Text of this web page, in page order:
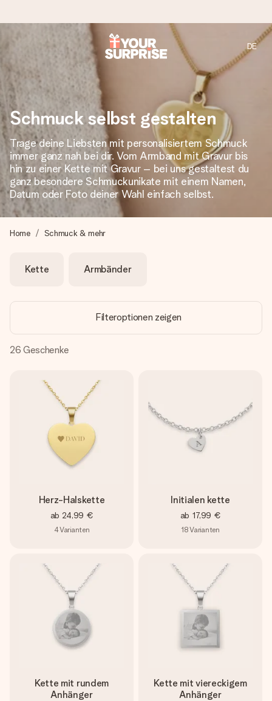
Heute bestellt, in 1 Werktag verschickt
Wir bereiten dein Geschenk sorgfältig vor und schicken es
blitzschnell – damit du es genau zum richtigen Zeitpunkt
überreichen kannst, wenn es am meisten zählt.
4,8 (basierend auf +15.000 Bewertungen)
Unsere Geschenke begeistern. Kunden bewerten uns mit
4,8 bei Google Reviews (Gesamtergebnis aller Länder, in
die wir versenden).
Erstelle etwas Einzigartiges in wenigen Schritten – mit
DE
Schmuck selbst gestalten
Trage deine Liebsten mit personalisiertem Schmuck
immer ganz nah bei dir. Vom Armband mit Gravur bis
hin zu einer Kette mit Gravur – bei uns gestaltest du
ganz besondere Schmuckunikate mit einem Namen,
Datum oder Foto deiner Wahl einfach selbst.
Home Schmuck & mehr
Kette Armbänder
Filteroptionen zeigen
26 Geschenke
Herz-Halskette
ab 24,99 €
4Varianten
Initialen kette
ab 17,99 €
18Varianten
Kette mit rundem
Anhänger
Kette mit viereckigem
Anhänger